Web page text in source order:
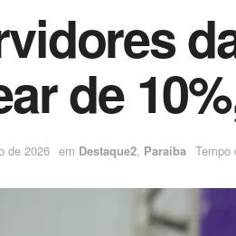
de
de 2026 em Destaque2, Paraíba Tempo